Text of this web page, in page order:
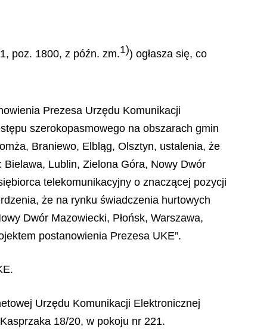
poz. 1800, z późn. zm.1)) ogłasza się, co
Prezesa Urzędu Komunikacji
szerokopasmowego na obszarach gmin
Braniewo, Elbląg, Olsztyn, ustalenia, że
Lublin, Zielona Góra, Nowy Dwór
telekomunikacyjny o znaczącej pozycji
że na rynku świadczenia hurtowych
Dwór Mazowiecki, Płońsk, Warszawa,
postanowienia Prezesa UKE”.
Urzędu Komunikacji Elektronicznej
18/20, w pokoju nr 221.